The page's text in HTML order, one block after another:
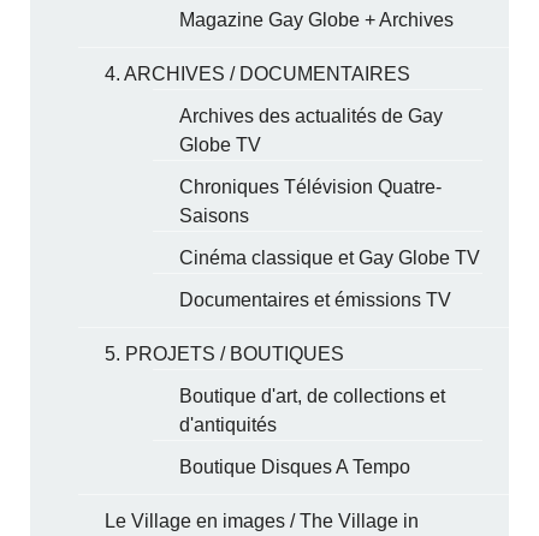
Magazine Gay Globe + Archives
4. ARCHIVES / DOCUMENTAIRES
Archives des actualités de Gay
Globe TV
Chroniques Télévision Quatre-
Saisons
Cinéma classique et Gay Globe TV
Documentaires et émissions TV
5. PROJETS / BOUTIQUES
Boutique d'art, de collections et
d'antiquités
Boutique Disques A Tempo
Le Village en images / The Village in